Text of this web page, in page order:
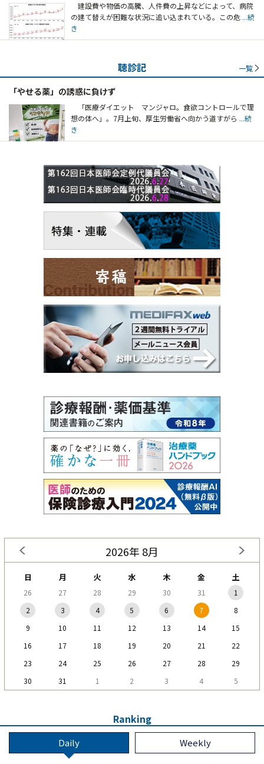
建設費や物価の高騰、人件費の上昇などによって、病院
の建て替えが困難な状況に追い込まれている。この危 ...続
き
聴診記 一覧
「やせる薬」の誘惑に負けず
「医療ダイエット マンジャロ。食欲コントロールで理
想の体へ」。7月上旬、厚生労働省へ向かう道すがら ...続
き
2026年 8月
日 月 火 水 木 金 土
26 27 28 29 30 31
1
2
3 4 5 6 7
8
9
10 11 12 13 14
15
16
17 18 19 20 21
22
23
24 25 26 27 28
29
30
31 1 2 3 4 5
Ranking
Daily Weekly